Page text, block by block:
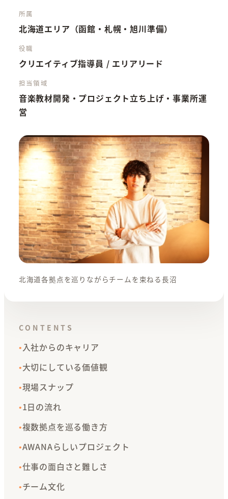
所属
北海道エリア（函館・札幌・旭川準備）
役職
クリエイティブ指導員 / エリアリード
担当領域
音楽教材開発・プロジェクト立ち上げ・事業所運
営
北海道各拠点を巡りながらチームを束ねる長沼
CONTENTS
入社からのキャリア
大切にしている価値観
現場スナップ
1日の流れ
複数拠点を巡る働き方
AWANAらしいプロジェクト
仕事の面白さと難しさ
チーム文化